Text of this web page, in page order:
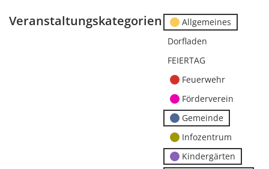
Veranstaltungskategorien
Allgemeines
Dorfladen
FEIERTAG
Feuerwehr
Förderverein
Gemeinde
Infozentrum
Kindergärten